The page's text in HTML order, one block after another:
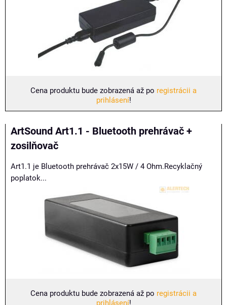
Cena produktu bude zobrazená až po registrácii a
prihlásení!
ArtSound Art1.1 - Bluetooth prehrávač +
zosilňovač
Art1.1 je Bluetooth prehrávač 2x15W / 4 Ohm.Recyklačný
poplatok...
Cena produktu bude zobrazená až po registrácii a
prihlásení!